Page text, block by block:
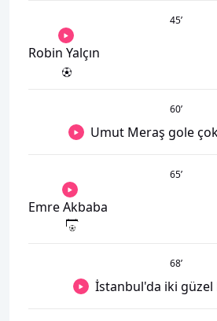
45’
Robin Yalçın
60’
Umut Meraş gole
65’
Emre Akbaba
68’
İstanbul'da iki